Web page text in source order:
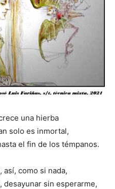
una hierba
solo es inmortal,
el fin de los témpanos.
como si nada,
desayunar sin esperarme,